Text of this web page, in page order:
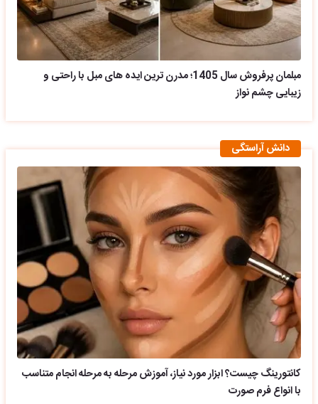
مبلمان پرفروش سال 1405؛ مدرن ترین ایده های مبل با راحتی و
زیبایی چشم نواز
دانش آراستگی
کانتورینگ چیست؟ ابزار مورد نیاز، آموزش مرحله به مرحله انجام متناسب
با انواع فرم صورت